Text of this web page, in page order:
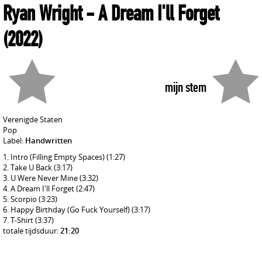
Ryan Wright- A Dream I'll Forget
(2022)
mijn stem
Verenigde Staten
Pop
Label: Handwritten
Intro (Filling Empty Spaces)(1:27)
Take U Back(3:17)
U Were Never Mine(3:32)
A Dream I'll Forget(2:47)
Scorpio (3:23)
Happy Birthday (Go Fuck Yourself)(3:17)
T-Shirt(3:37)
totale tijdsduur:21:20